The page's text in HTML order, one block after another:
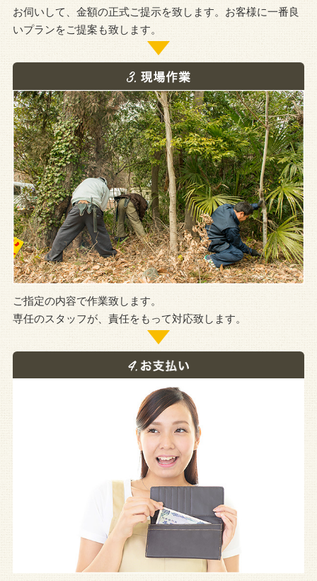
お伺いして、金額の正式ご提示を致します。お客様に一番良
いプランをご提案も致します。
ご指定の内容で作業致します。
専任のスタッフが、責任をもって対応致します。